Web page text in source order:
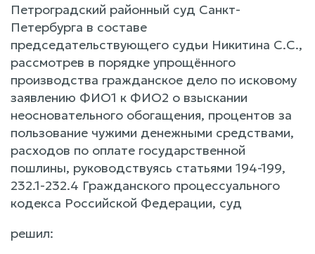
Петроградский районный суд Санкт-
Петербурга в составе
председательствующего судьи Никитина С.С.,
рассмотрев в порядке упрощённого
производства гражданское дело по исковому
заявлению ФИО1 к ФИО2 о взыскании
неосновательного обогащения, процентов за
пользование чужими денежными средствами,
расходов по оплате государственной
пошлины, руководствуясь статьями 194-199,
232.1-232.4 Гражданского процессуального
кодекса Российской Федерации, суд
решил: